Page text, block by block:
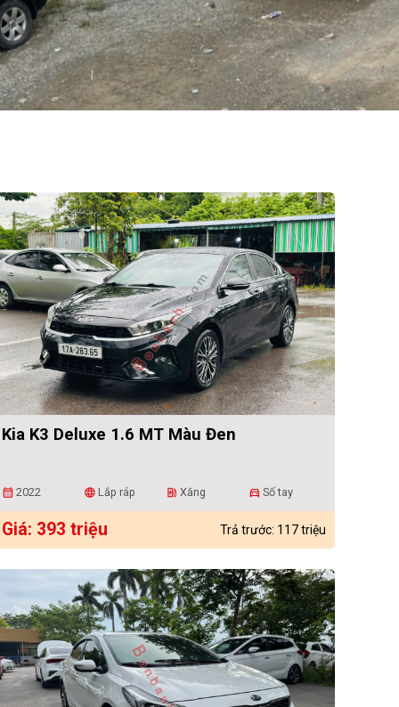
Kia K3 Deluxe 1.6 MT Màu Đen
calendar_month 2022 language Lắp ráp ev_station Xăng directions_car Số tay
Giá: 393 triệu Trả trước: 117 triệu